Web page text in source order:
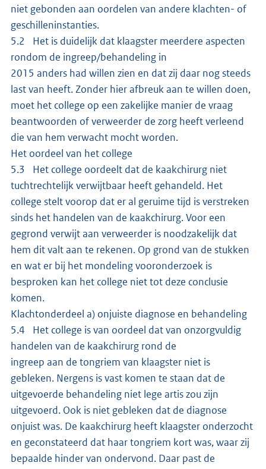
niet gebonden aan oordelen van andere klachten- of
geschilleninstanties.
5.2 Het is duidelijk dat klaagster meerdere aspecten
rondom de ingreep/behandeling in
2015 anders had willen zien en dat zij daar nog steeds
last van heeft. Zonder hier afbreuk aan te willen doen,
moet het college op een zakelijke manier de vraag
beantwoorden of verweerder de zorg heeft verleend
die van hem verwacht mocht worden.
Het oordeel van het college
5.3 Het college oordeelt dat de kaakchirurg niet
tuchtrechtelijk verwijtbaar heeft gehandeld. Het
college stelt voorop dat er al geruime tijd is verstreken
sinds het handelen van de kaakchirurg. Voor een
gegrond verwijt aan verweerder is noodzakelijk dat
hem dit valt aan te rekenen. Op grond van de stukken
en wat er bij het mondeling vooronderzoek is
besproken kan het college niet tot deze conclusie
komen.
Klachtonderdeel a) onjuiste diagnose en behandeling
5.4 Het college is van oordeel dat van onzorgvuldig
handelen van de kaakchirurg rond de
ingreep aan de tongriem van klaagster niet is
gebleken. Nergens is vast komen te staan dat de
uitgevoerde behandeling niet lege artis zou zijn
uitgevoerd. Ook is niet gebleken dat de diagnose
onjuist was. De kaakchirurg heeft klaagster onderzocht
en geconstateerd dat haar tongriem kort was, waar zij
bepaalde hinder van ondervond. Daar past de